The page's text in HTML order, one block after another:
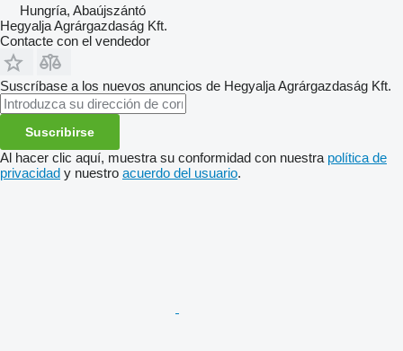
Hungría, Abaújszántó
Hegyalja Agrárgazdaság Kft.
Contacte con el vendedor
Suscríbase a los nuevos anuncios de Hegyalja Agrárgazdaság Kft.
Suscribirse
Al hacer clic aquí, muestra su conformidad con nuestra política de
privacidad y nuestro acuerdo del usuario.